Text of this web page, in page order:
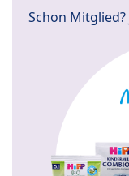
Schon Mitglied?